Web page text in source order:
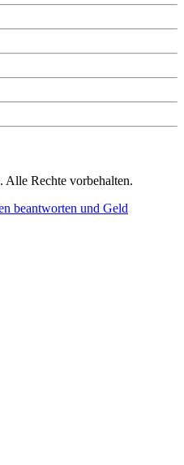
Rechte vorbehalten.